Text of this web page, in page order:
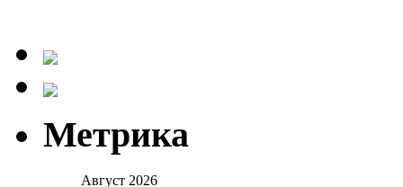
Метрика
Август 2026